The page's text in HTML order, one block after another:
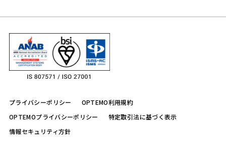
プライバシーポリシー
OPTEMO利用規約
OPTEMOプライバシーポリシー
特定取引法に基づく表示
情報セキュリティ方針